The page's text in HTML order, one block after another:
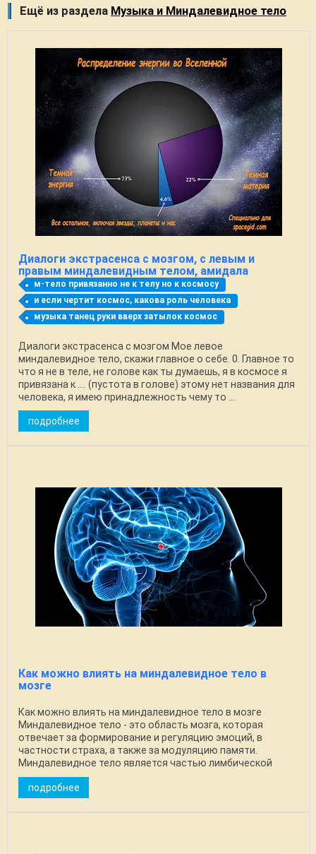
Ещё из раздела Музыка и Миндалевидное тело
Диалоги экстрасенса с мозгом, с левым и
правым миндалевидным телом, амидала
м-тело привязанно не к телу но к космосу
и если чертит космос, какова роль человека
музыка танец руки вверх затылок космос
Диалоги экстрасенса с мозгом Мое левое
миндалевидное тело, скажи главное о себе. 0. Главное то
что я не в теле, не голове как ты думаешь, я в космосе я
привязана к …. (пустота в голове) этому нет названия для
человека, я имею принадлежность чему то ...
подробнее
Как можно влиять на миндалевидное тело в
мозге
Как можно влиять на миндалевидное тело в мозге
Миндалевидное тело - это область мозга, которая
отвечает за формирование и регуляцию эмоций, в
частности страха, а также за модуляцию памяти.
Миндалевидное тело является частью лимбической
системы, ...
подробнее